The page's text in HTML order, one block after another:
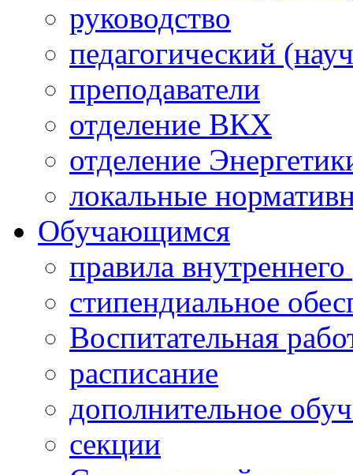
руководство
педагогический
преподаватели
отделение ВКХ
отделение
локальные
Обучающимся
правила
стипендиальное
Воспитательная
расписание
дополнительное
секции